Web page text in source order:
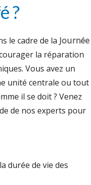
?
le cadre de la Journée
la réparation
Vous avez un
unité centrale ou tout
il se doit ? Venez
de nos experts pour
durée de vie des